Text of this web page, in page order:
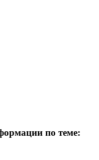
по теме: